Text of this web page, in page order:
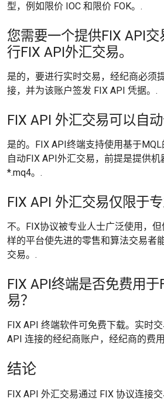
型，例如限价 IOC 和限价 FOK。.
您需要一个提供FIX API
行FIX API外汇交易。
是的，要进行实时交易，经纪商必须
接，并为该账户签发 FIX API 凭据。.
FIX API 外汇交易可以自动
是的。FIX API终端支持使用基于
自动FIX API外汇交易，前提是提供机
*.mq4。.
FIX API 外汇交易仅限于专
不。FIX协议被专业人士广泛使用，
样的平台使先进的零售和算法交易者
交易。.
FIX API终端是否免费用于
易？
FIX API 终端软件可免费下载。实时
API 连接的经纪商账户，经纪商的费
结论
FIX API 外汇交易通过 FIX 协议连接